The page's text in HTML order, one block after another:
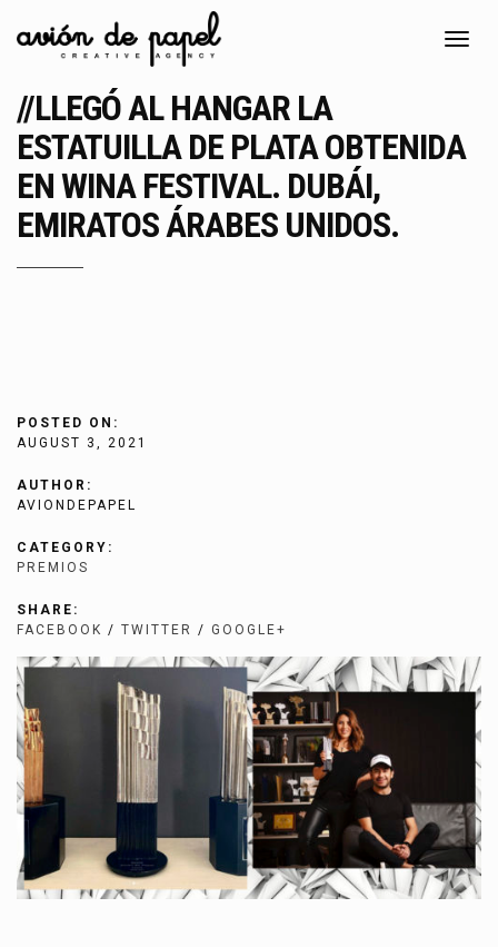
//LLEGÓ AL HANGAR LA
ESTATUILLA DE PLATA OBTENIDA
EN WINA FESTIVAL. DUBÁI,
EMIRATOS ÁRABES UNIDOS.
POSTED ON:
AUGUST 3, 2021
AUTHOR:
AVIONDEPAPEL
CATEGORY:
PREMIOS
SHARE:
FACEBOOK / TWITTER / GOOGLE+